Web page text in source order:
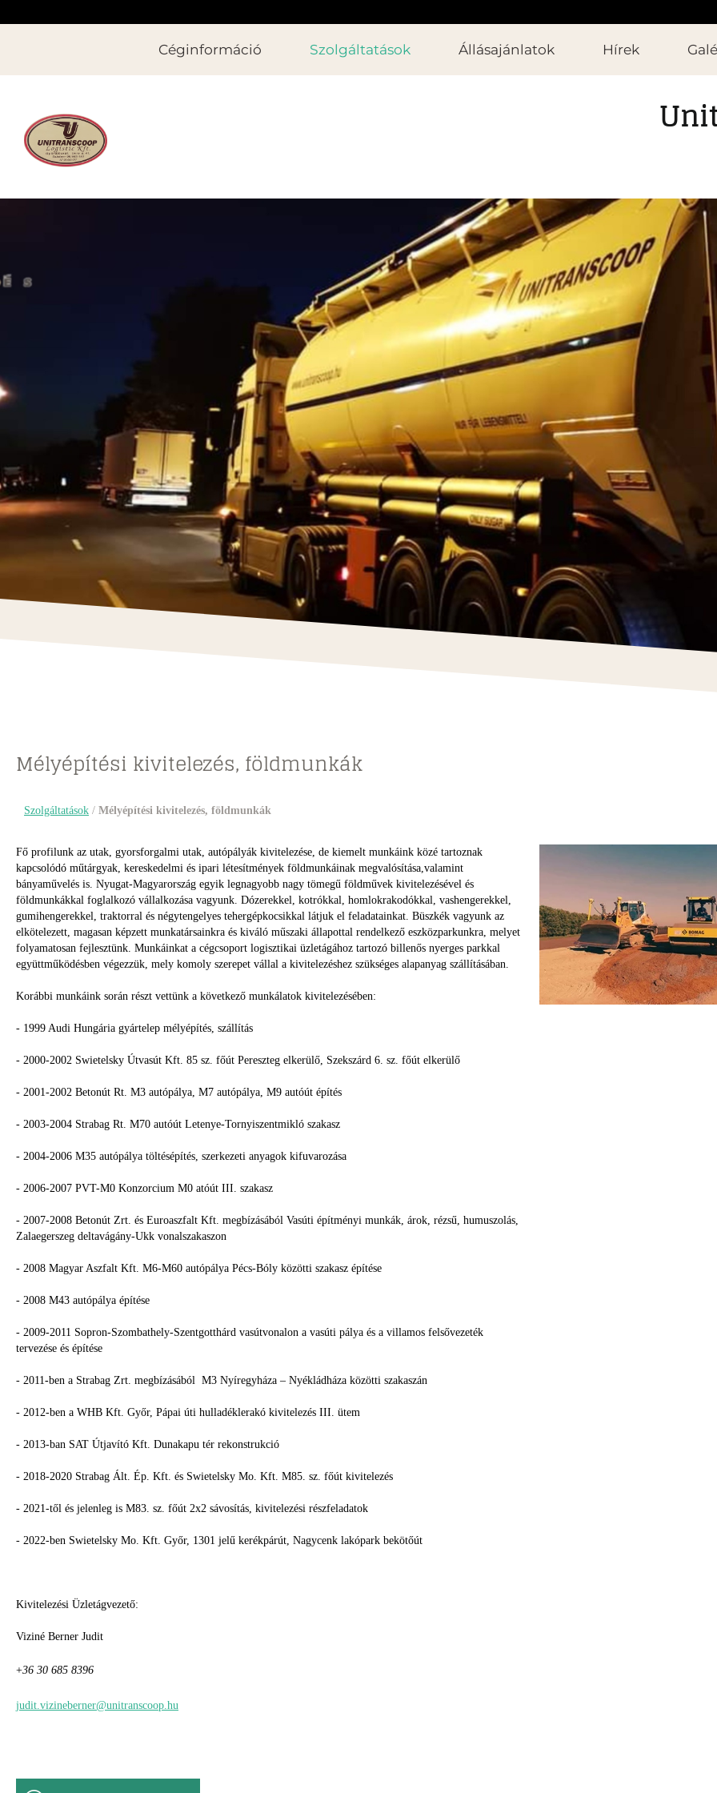
Céginformáció Szolgáltatások Állásajánlatok Hírek
Mélyépítési kivitelezés, földmunkák
Szolgáltatások / Mélyépítési kivitelezés, földmunkák
Fő profilunk az utak, gyorsforgalmi utak, autópályák kivitelezése, de kiemelt munkáink közé tartoznak
kapcsolódó műtárgyak, kereskedelmi és ipari létesítmények földmunkáinak megvalósítása,valamint
bányaművelés is. Nyugat-Magyarország egyik legnagyobb nagy tömegű földművek kivitelezésével és
földmunkákkal foglalkozó vállalkozása vagyunk. Dózerekkel, kotrókkal, homlokrakodókkal, vashengerekkel,
gumihengerekkel, traktorral és négytengelyes tehergépkocsikkal látjuk el feladatainkat. Büszkék vagyunk az
elkötelezett, magasan képzett munkatársainkra és kiváló műszaki állapottal rendelkező eszközparkunkra, melyet
folyamatosan fejlesztünk. Munkáinkat a cégcsoport logisztikai üzletágához tartozó billenős nyerges parkkal
együttműködésben végezzük, mely komoly szerepet vállal a kivitelezéshez szükséges alapanyag szállításában.
Korábbi munkáink során részt vettünk a következő munkálatok kivitelezésében:
- 1999 Audi Hungária gyártelep mélyépítés, szállítás
- 2000-2002 Swietelsky Útvasút Kft. 85 sz. főút Pereszteg elkerülő, Szekszárd 6. sz. főút elkerülő
- 2001-2002 Betonút Rt. M3 autópálya, M7 autópálya, M9 autóút építés
- 2003-2004 Strabag Rt. M70 autóút Letenye-Tornyiszentmikló szakasz
- 2004-2006 M35 autópálya töltésépítés, szerkezeti anyagok kifuvarozása
- 2006-2007 PVT-M0 Konzorcium M0 atóút III. szakasz
- 2007-2008 Betonút Zrt. és Euroaszfalt Kft. megbízásából Vasúti építményi munkák, árok, rézsű, humuszolás,
Zalaegerszeg deltavágány-Ukk vonalszakaszon
- 2008 Magyar Aszfalt Kft. M6-M60 autópálya Pécs-Bóly közötti szakasz építése
- 2008 M43 autópálya építése
- 2009-2011 Sopron-Szombathely-Szentgotthárd vasútvonalon a vasúti pálya és a villamos felsővezeték
tervezése és építése
- 2011-ben a Strabag Zrt. megbízásából M3 Nyíregyháza – Nyékládháza közötti szakaszán
- 2012-ben a WHB Kft. Győr, Pápai úti hulladéklerakó kivitelezés III. ütem
- 2013-ban SAT Útjavító Kft. Dunakapu tér rekonstrukció
- 2018-2020 Strabag Ált. Ép. Kft. és Swietelsky Mo. Kft. M85. sz. főút kivitelezés
- 2021-től és jelenleg is M83. sz. főút 2x2 sávosítás, kivitelezési részfeladatok
- 2022-ben Swietelsky Mo. Kft. Győr, 1301 jelű kerékpárút, Nagycenk lakópark bekötőút
Kivitelezési Üzletágvezető:
Viziné Berner Judit
+36 30 685 8396
judit.vizineberner@unitranscoop.hu